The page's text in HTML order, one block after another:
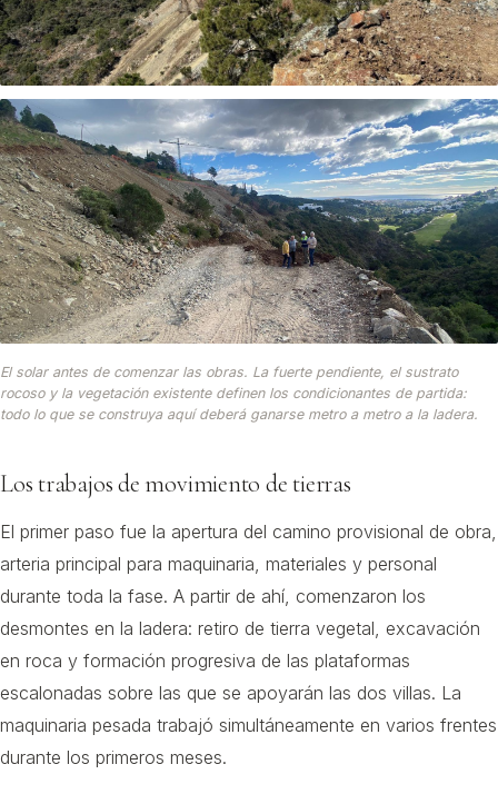
El solar antes de comenzar las obras. La fuerte pendiente, el sustrato
rocoso y la vegetación existente definen los condicionantes de partida:
todo lo que se construya aquí deberá ganarse metro a metro a la ladera.
Los trabajos de movimiento de tierras
El primer paso fue la apertura del camino provisional de obra,
arteria principal para maquinaria, materiales y personal
durante toda la fase. A partir de ahí, comenzaron los
desmontes en la ladera: retiro de tierra vegetal, excavación
en roca y formación progresiva de las plataformas
escalonadas sobre las que se apoyarán las dos villas. La
maquinaria pesada trabajó simultáneamente en varios frentes
durante los primeros meses.